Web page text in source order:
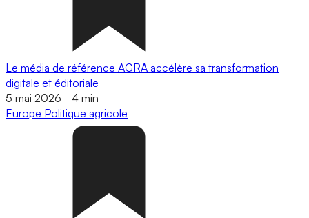
Le média de référence AGRA accélère sa transformation
digitale et éditoriale
5 mai 2026 - 4 min
Europe Politique agricole